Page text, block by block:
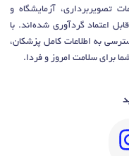
تصویربرداری، آزمایشگاه و
اعتماد گردآوری شده‌اند. با
به اطلاعات کامل پزشکان،
برای سلامت امروز و فردا.